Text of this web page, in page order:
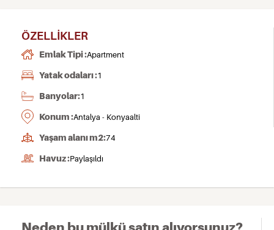
ÖZELLIKLER
Emlak Tipi :Apartment
Yatak odaları :1
Banyolar:1
Konum :Antalya - Konyaalti
Yaşam alanı m2:74
Havuz :Paylaşıldı